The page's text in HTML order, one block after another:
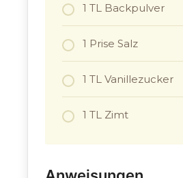
1 TL Backpulver
1 Prise Salz
1 TL Vanillezucker
1 TL Zimt